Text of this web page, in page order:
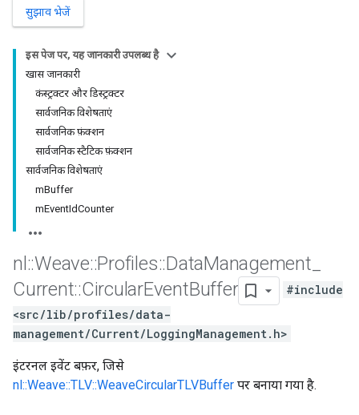
सुझाव भेजें
इस पेज पर, यह जानकारी उपलब्ध है
खास जानकारी
कंस्ट्रक्टर और डिस्ट्रक्टर
सार्वजनिक विशेषताएं
सार्वजनिक फ़ंक्शन
सार्वजनिक स्टैटिक फ़ंक्शन
सार्वजनिक विशेषताएं
mBuffer
mEventIdCounter
nl ::Weave::Profiles::DataManagement
Current::CircularEventBuffer
#include
<src/lib/profiles/data-
management/Current/LoggingManagement.h>
इंटरनल इवेंट बफ़र, जिसे
nl::Weave::TLV::WeaveCircularTLVBuffer पर बनाया गया है.